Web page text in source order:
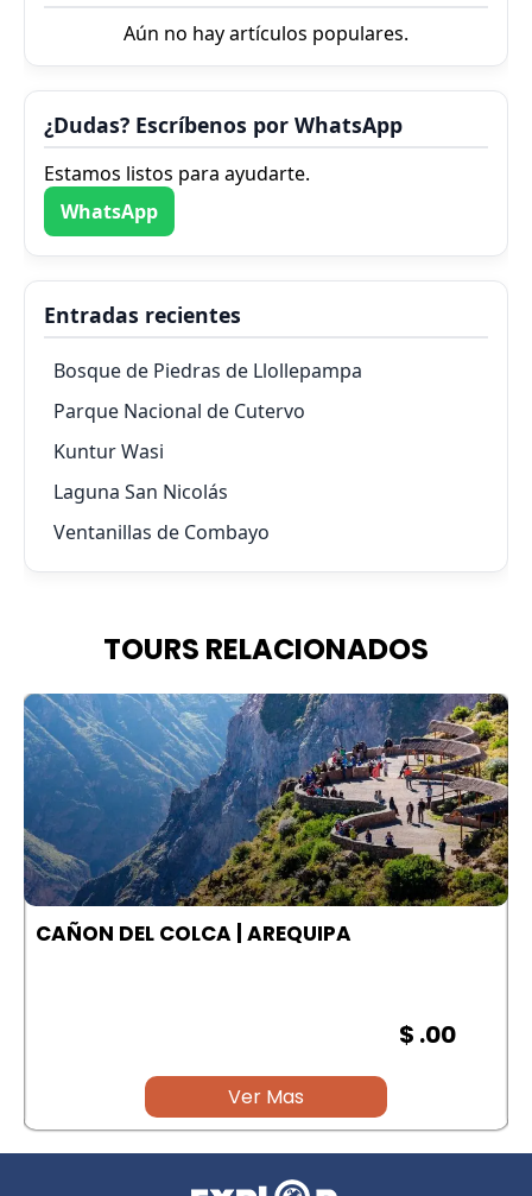
Aún no hay artículos populares.
¿Dudas? Escríbenos por WhatsApp
Estamos listos para ayudarte.
WhatsApp
Entradas recientes
Bosque de Piedras de Llollepampa
Parque Nacional de Cutervo
Kuntur Wasi
Laguna San Nicolás
Ventanillas de Combayo
TOURS RELACIONADOS
CAÑON DEL COLCA | AREQUIPA
$ .00
Ver Mas